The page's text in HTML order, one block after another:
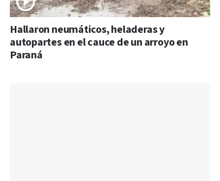
Hallaron neumáticos, heladeras y
autopartes en el cauce de un arroyo en
Paraná